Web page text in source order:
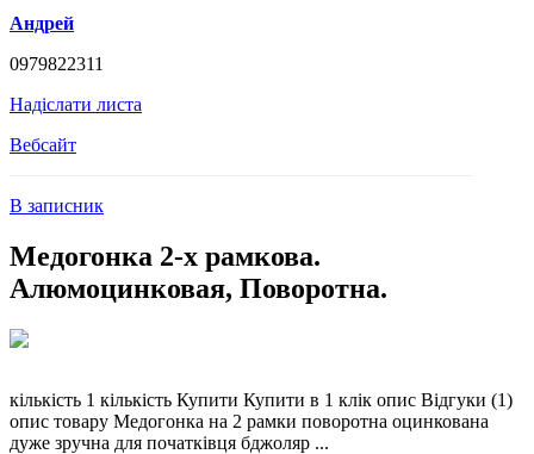
Андрей
0979822311
Надіслати листа
Вебсайт
В записник
Медогонка 2-х рамкова.
Алюмоцинковая, Поворотна.
кількість 1 кількість Купити Купити в 1 клік опис Відгуки (1)
опис товару Медогонка на 2 рамки поворотна оцинкована
дуже зручна для початківця бджоляр ...